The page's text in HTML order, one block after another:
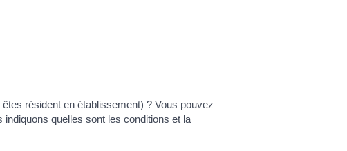
résident en établissement) ? Vous pouvez
quelles sont les conditions et la